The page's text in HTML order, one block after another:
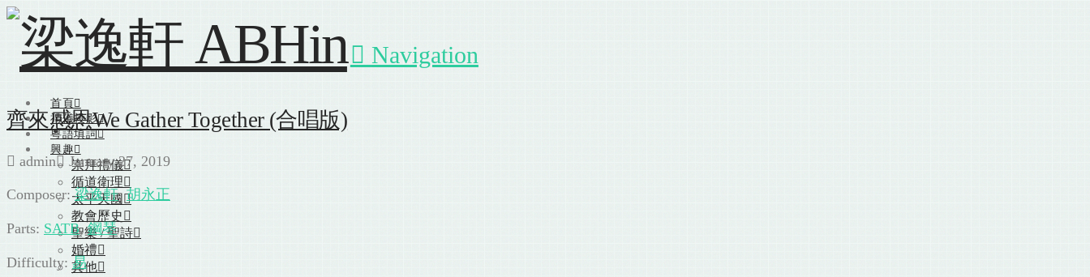
Navigation
首頁
禮儀投影
粵語填詞
興趣
崇拜禮儀
循道衛理
太平天國
教會歷史
聖樂 / 聖詩
婚禮
其他
齊來感恩We Gather Together (合唱版)
admin January 27, 2019
Composer:梁逸軒,胡永正
Parts: SATB,鋼琴
Difficulty:易